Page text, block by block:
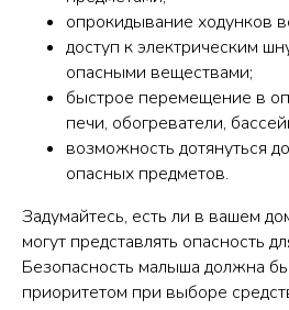
опрокидывание ходунков
доступ к электрическим
опасными веществами;
быстрое перемещение в
печи, обогреватели,
возможность дотянуться
опасных предметов.
Задумайтесь, есть ли в вашем
могут представлять опасность
Безопасность малыша должна
приоритетом при выборе